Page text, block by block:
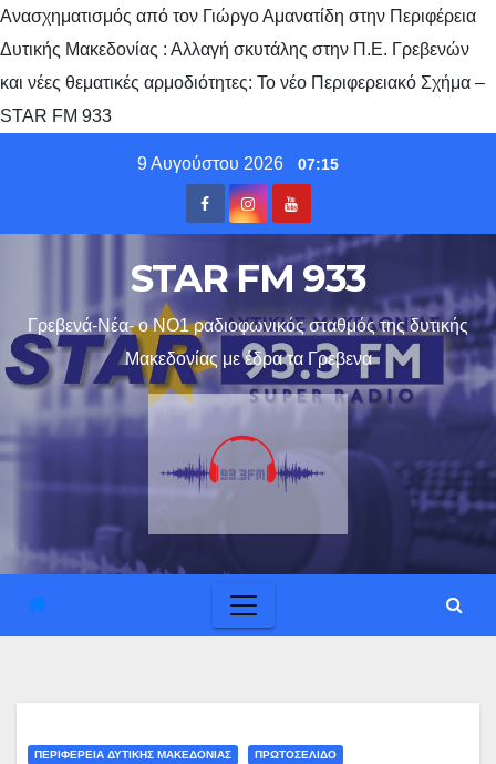
Ανασχηματισμός από τον Γιώργο Αμανατίδη στην Περιφέρεια
Δυτικής Μακεδονίας : Αλλαγή σκυτάλης στην Π.Ε. Γρεβενών
και νέες θεματικές αρμοδιότητες: Το νέο Περιφερειακό Σχήμα –
STAR FM 933
9 Αυγούστου 2026 07:15
STAR FM 933
Γρεβενά-Νέα- ο ΝΟ1 ραδιοφωνικός σταθμός της δυτικής
Μακεδονίας με έδρα τα Γρεβενα
ΠΕΡΙΦΕΡΕΙΑ ΔΥΤΙΚΗΣ ΜΑΚΕΔΟΝΙΑΣ ΠΡΩΤΟΣΕΛΙΔΟ